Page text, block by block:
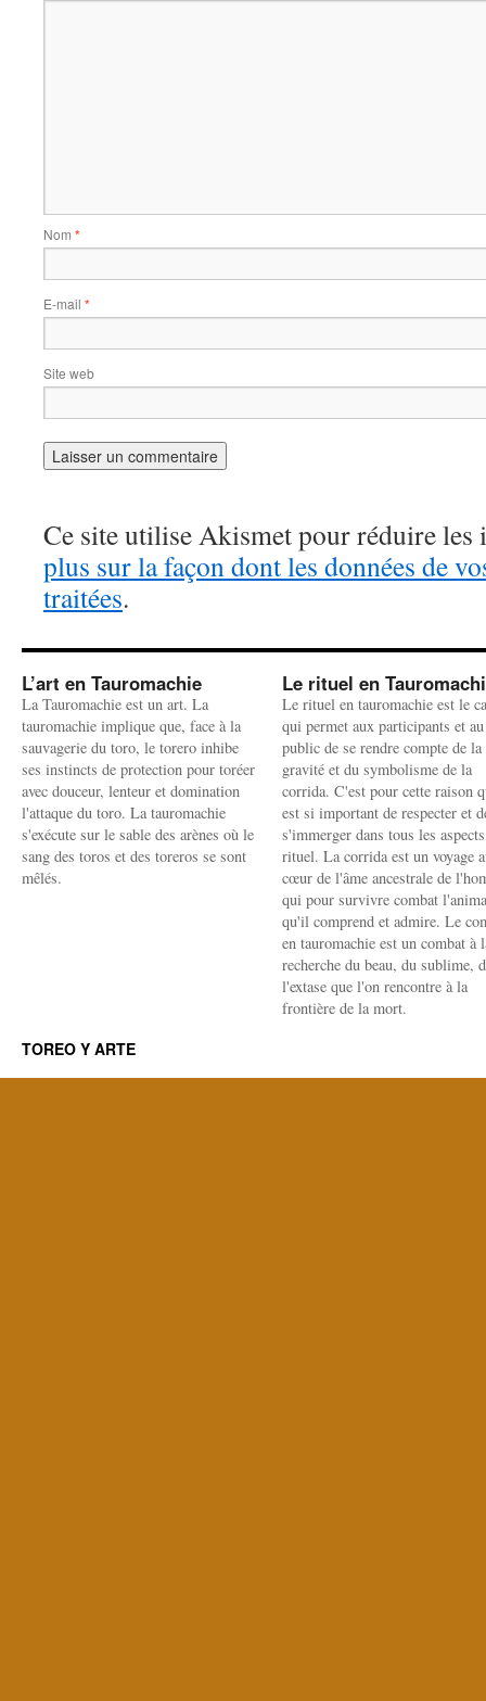
Nom *
E-mail *
Site web
Ce site utilise Akismet pour réduire les
plus sur la façon dont les données de
traitées.
L’art en Tauromachie
La Tauromachie est un art. La
tauromachie implique que, face à la
sauvagerie du toro, le torero inhibe
ses instincts de protection pour toréer
avec douceur, lenteur et domination
l'attaque du toro. La tauromachie
s'exécute sur le sable des arènes où le
sang des toros et des toreros se sont
mêlés.
Le rituel en
Le rituel en tauromachie est le
qui permet aux participants et au
public de se rendre compte de la
gravité et du symbolisme de la
corrida. C'est pour cette raison
est si important de respecter et
s'immerger dans tous les
rituel. La corrida est un voyage
cœur de l'âme ancestrale de
qui pour survivre combat
qu'il comprend et admire. Le
en tauromachie est un combat à
recherche du beau, du sublime,
l'extase que l'on rencontre à la
frontière de la mort.
TOREO Y ARTE